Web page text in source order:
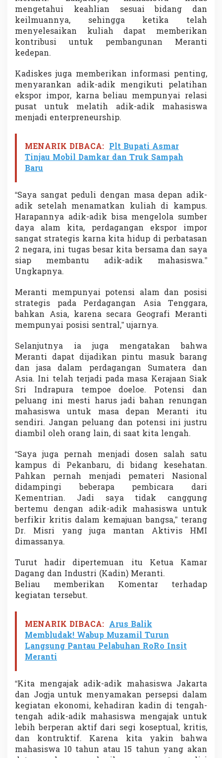
mengetahui keahlian sesuai bidang dan
keilmuannya, sehingga ketika telah
menyelesaikan kuliah dapat memberikan
kontribusi untuk pembangunan Meranti
kedepan.
Kadiskes juga memberikan informasi penting,
menyarankan adik-adik mengikuti pelatihan
ekspor impor, karna beliau mempunyai relasi
pusat untuk melatih adik-adik mahasiswa
menjadi enterpreneurship.
MENARIK DIBACA: Plt Bupati Asmar
Tinjau Mobil Damkar dan Truk Sampah
Baru
“Saya sangat peduli dengan masa depan adik-
adik setelah menamatkan kuliah di kampus.
Harapannya adik-adik bisa mengelola sumber
daya alam kita, perdagangan ekspor impor
sangat strategis karna kita hidup di perbatasan
2 negara, ini tugas besar kita bersama dan saya
siap membantu adik-adik mahasiswa.”
Ungkapnya.
Meranti mempunyai potensi alam dan posisi
strategis pada Perdagangan Asia Tenggara,
bahkan Asia, karena secara Geografi Meranti
mempunyai posisi sentral,” ujarnya.
Selanjutnya ia juga mengatakan bahwa
Meranti dapat dijadikan pintu masuk barang
dan jasa dalam perdagangan Sumatera dan
Asia. Ini telah terjadi pada masa Kerajaan Siak
Sri Indrapura tempoe doeloe. Potensi dan
peluang ini mesti harus jadi bahan renungan
mahasiswa untuk masa depan Meranti itu
sendiri. Jangan peluang dan potensi ini justru
diambil oleh orang lain, di saat kita lengah.
“Saya juga pernah menjadi dosen salah satu
kampus di Pekanbaru, di bidang kesehatan.
Pahkan pernah menjadi pemateri Nasional
didampingi beberapa pembicara dari
Kementrian. Jadi saya tidak canggung
bertemu dengan adik-adik mahasiswa untuk
berfikir kritis dalam kemajuan bangsa,” terang
Dr. Misri yang juga mantan Aktivis HMI
dimassanya.
Turut hadir dipertemuan itu Ketua Kamar
Dagang dan Industri (Kadin) Meranti.
Beliau memberikan Komentar terhadap
kegiatan tersebut.
MENARIK DIBACA: Arus Balik
Membludak! Wabup Muzamil Turun
Langsung Pantau Pelabuhan RoRo Insit
Meranti
“Kita mengajak adik-adik mahasiswa Jakarta
dan Jogja untuk menyamakan persepsi dalam
kegiatan ekonomi, kehadiran kadin di tengah-
tengah adik-adik mahasiswa mengajak untuk
lebih berperan aktif dari segi koseptual, kritis,
dan kontruktif. Karena kita yakin bahwa
mahasiswa 10 tahun atau 15 tahun yang akan